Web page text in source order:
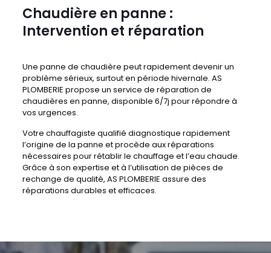
Chaudière en panne :
Intervention et réparation
Une panne de chaudière peut rapidement devenir un
problème sérieux, surtout en période hivernale. AS
PLOMBERIE propose un service de réparation de
chaudières en panne, disponible 6/7j pour répondre à
vos urgences.
Votre chauffagiste qualifié diagnostique rapidement
l’origine de la panne et procède aux réparations
nécessaires pour rétablir le chauffage et l’eau chaude.
Grâce à son expertise et à l’utilisation de pièces de
rechange de qualité, AS PLOMBERIE assure des
réparations durables et efficaces.